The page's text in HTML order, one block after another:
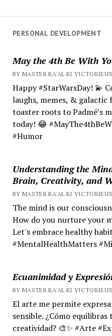
PERSONAL DEVELOPMENT
May the 4th Be With
BY MASTER RA'AL KI
Happy #StarWarsDay! 💫
laughs, memes, & galactic
toaster roots to Padmé’s
today! 😂
#Humor
Understanding the
Brain, Creativity, and
BY MASTER RA'AL KI
The mind is our
How do you nurture your
Let's embrace healthy
#MentalHealthMatters
Ecuanimidad y
BY MASTER RA'AL KI
El arte me permite
sensible. ¿Cómo
creatividad? 🎨✨ #Arte